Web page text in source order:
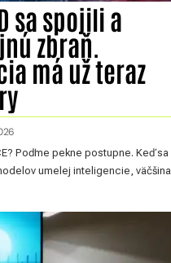
sa spojili a
zbraň.
má už teraz
Poďme pekne postupne. Keď sa
umelej inteligencie, väčšina